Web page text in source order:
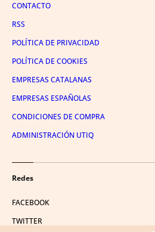
CONTACTO
RSS
POLÍTICA DE PRIVACIDAD
POLÍTICA DE COOKIES
EMPRESAS CATALANAS
EMPRESAS ESPAÑOLAS
CONDICIONES DE COMPRA
ADMINISTRACIÓN UTIQ
Redes
FACEBOOK
TWITTER